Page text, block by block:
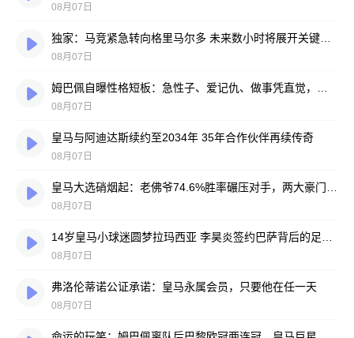
08月07日
08月07日
08月07日
皇马与阿迪达斯续约至2034年 35年合作伙伴再续传奇
08月07日
08月07日
08月07日
弗洛伦蒂诺公证承诺：皇马永属会员，只要他在任一天
08月07日